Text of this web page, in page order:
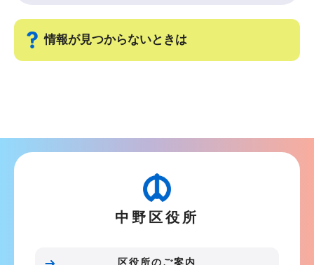
情報が見つからないときは
ゲ
中野区役所
区役所のご案内